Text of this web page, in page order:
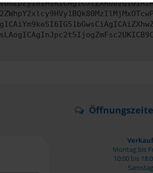
Montag bis
10:00 bis